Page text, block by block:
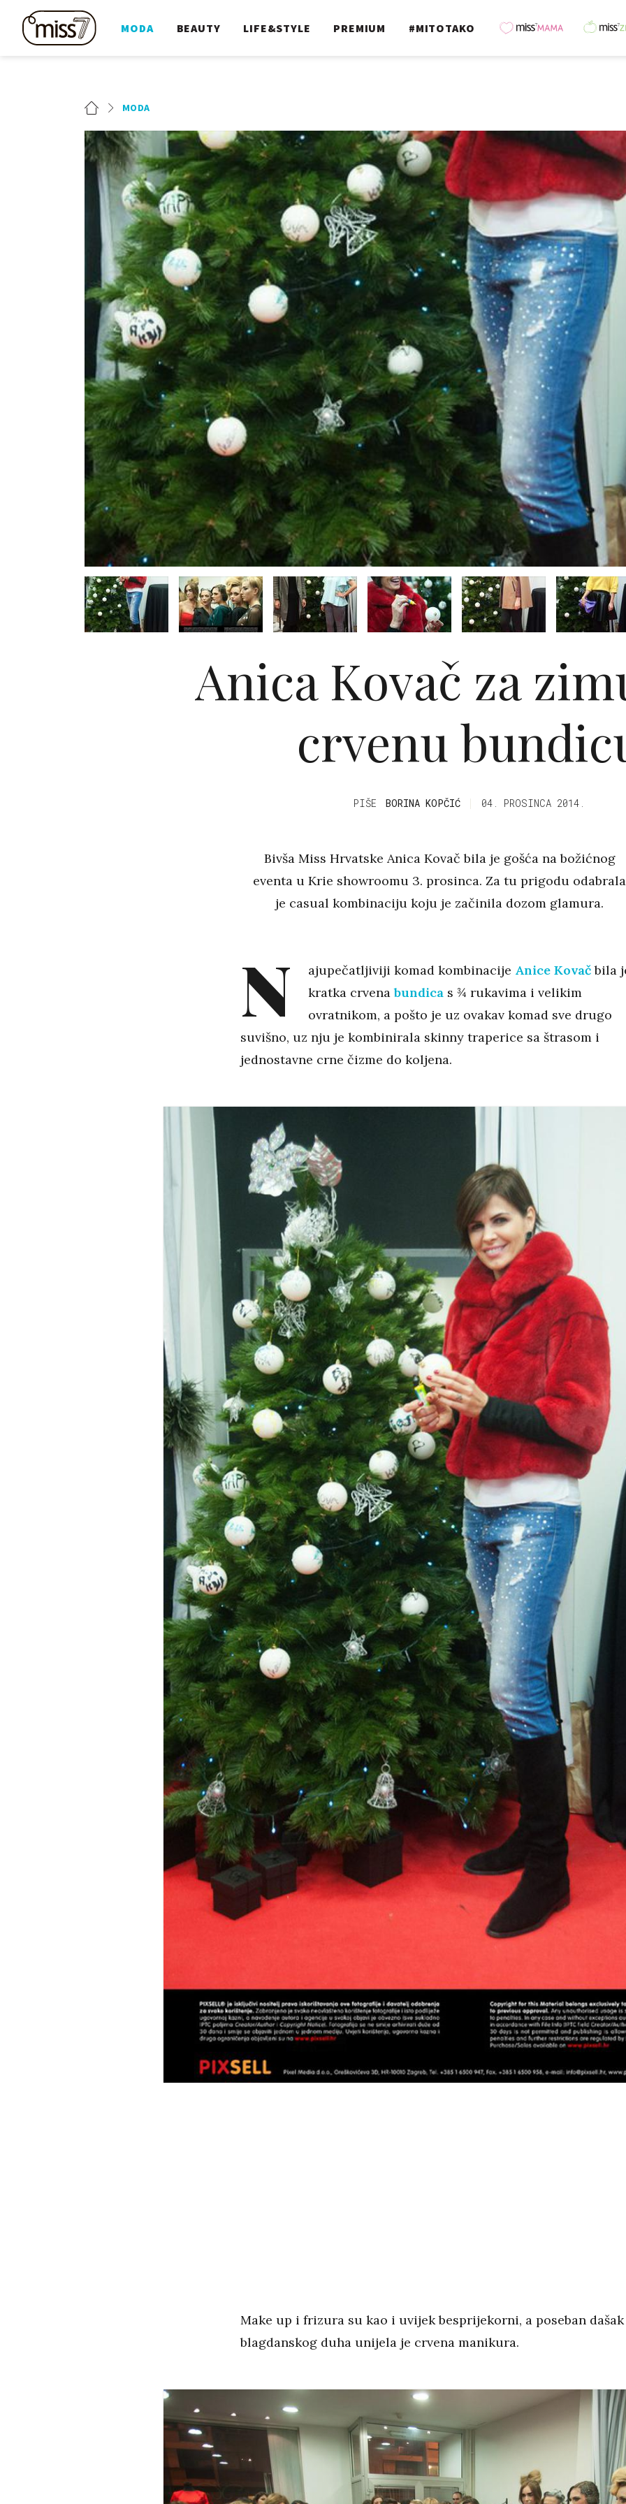
MODA BEAUTY LIFE&STYLE PREMIUM #MITOTAKO
MODA
Anica Kovač za
crvenu
PIŠE BORINA KOPČIĆ 04. PROSINCA 2014.
Bivša Miss Hrvatske Anica Kovač bila je gošća na božićnog
eventa u Krie showroomu 3. prosinca. Za tu prigodu odabrala
je casual kombinaciju koju je začinila dozom glamura.
N ajupečatljiviji komad kombinacije Anice Kovačbila
kratka crvenabundica s ¾ rukavima i velikim
ovratnikom, a pošto je uz ovakav komad sve drugo
suvišno, uz nju je kombinirala skinny traperice sa štrasom i
jednostavne crne čizme do koljena.
Make up i frizura su kao i uvijek besprijekorni, a poseban dašak
blagdanskog duha unijela je crvena manikura.